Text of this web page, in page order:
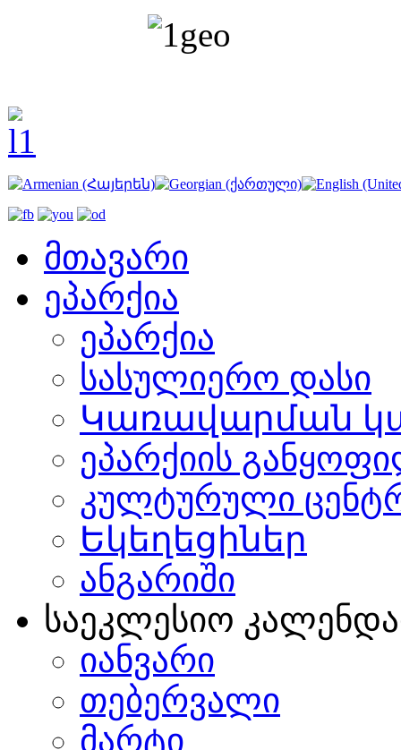
მთავარი
ეპარქია
ეპარქია
სასულიერო დასი
Կառավարման
ეპარქიის
კულტურული
Եկեղեցիներ
ანგარიში
საეკლესიო
იანვარი
თებერვალი
მარტი